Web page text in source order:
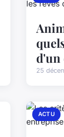
d'un
25
ACTU